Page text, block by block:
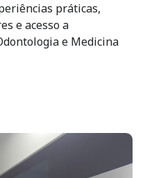
práticas,
e acesso a
e Medicina